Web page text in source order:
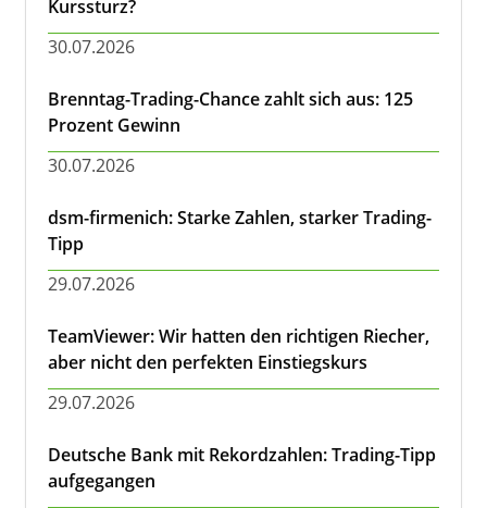
Kurssturz?
30.07.2026
Brenntag-Trading-Chance zahlt sich aus: 125
Prozent Gewinn
30.07.2026
dsm-firmenich: Starke Zahlen, starker Trading-
Tipp
29.07.2026
TeamViewer: Wir hatten den richtigen Riecher,
aber nicht den perfekten Einstiegskurs
29.07.2026
Deutsche Bank mit Rekordzahlen: Trading-Tipp
aufgegangen